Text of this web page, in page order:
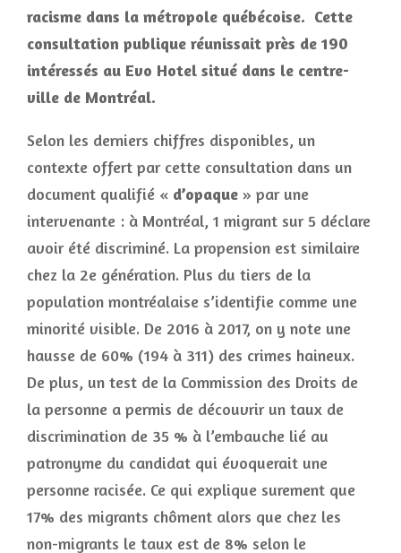
racisme dans la métropole québécoise. Cette
consultation publique réunissait près de 190
intéressés au Evo Hotel situé dans le centre-
ville de Montréal.
Selon les derniers chiffres disponibles, un
contexte offert par cette consultation dans un
document qualifié « d’opaque » par une
intervenante : à Montréal, 1 migrant sur 5 déclare
avoir été discriminé. La propension est similaire
chez la 2e génération. Plus du tiers de la
population montréalaise s’identifie comme une
minorité visible. De 2016 à 2017, on y note une
hausse de 60% (194 à 311) des crimes haineux.
De plus, un test de la Commission des Droits de
la personne a permis de découvrir un taux de
discrimination de 35 % à l’embauche lié au
patronyme du candidat qui évoquerait une
personne racisée. Ce qui explique surement que
17% des migrants chôment alors que chez les
non-migrants le taux est de 8% selon le